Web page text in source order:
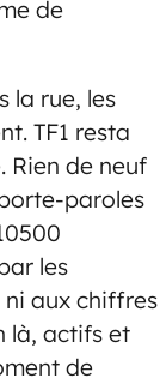
de
la rue, les
TF1 resta
Rien de neuf
paroles
les
ni aux chiffres
là, actifs et
de